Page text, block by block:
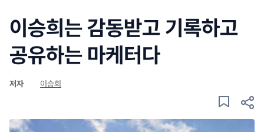
이승희는 감동받고 기록하고
공유하는 마케터다
저자 이승희